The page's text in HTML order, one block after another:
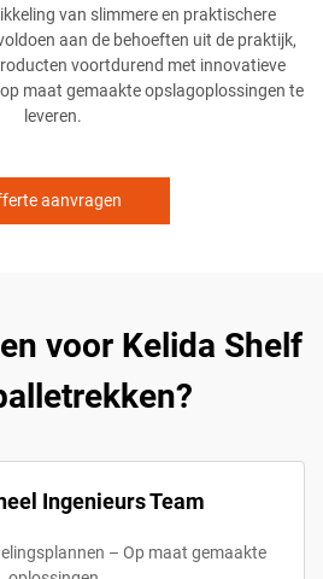
van slimmere en praktischere
aan de behoeften uit de praktijk,
voortdurend met innovatieve
maat gemaakte opslagoplossingen te
leveren.
aanvragen
voor Kelida Shelf
Ingenieurs Team
– Op maat gemaakte